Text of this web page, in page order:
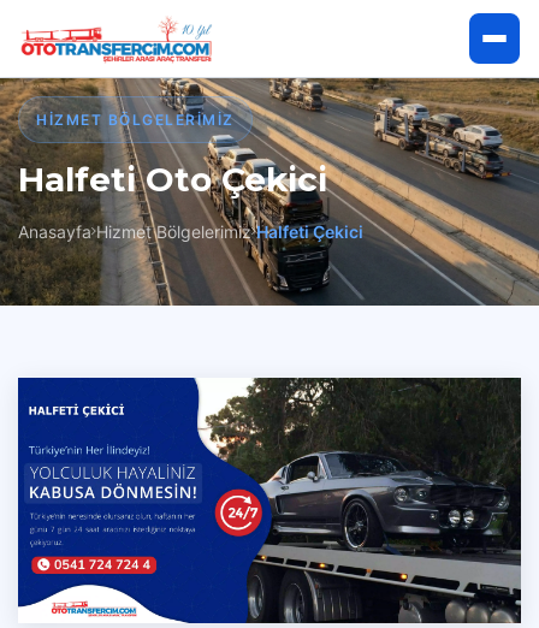
Anasayfa
Hakkımızda
Hizmetlerimiz
Çekici Talep Et
HIZMET BÖLGELERIMIZ
Halfeti Oto Çekici
Anasayfa Hizmet Bölgelerimiz Halfeti Çekici